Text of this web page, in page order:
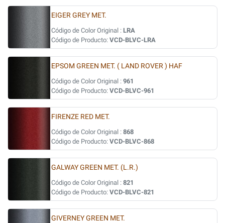
EIGER GREY MET.
Código de Color Original : LRA
Código de Producto: VCD-BLVC-LRA
EPSOM GREEN MET. ( LAND ROVER ) HAF
Código de Color Original : 961
Código de Producto: VCD-BLVC-961
FIRENZE RED MET.
Código de Color Original : 868
Código de Producto: VCD-BLVC-868
GALWAY GREEN MET. (L.R.)
Código de Color Original : 821
Código de Producto: VCD-BLVC-821
GIVERNEY GREEN MET.